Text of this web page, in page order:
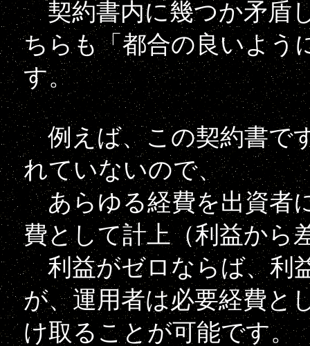
契約書内に幾つか矛盾
ちらも「都合の良いよう
す。
例えば、この契約書で
れていないので、
あらゆる経費を出資者
費として計上（利益から
利益がゼロならば、利
が、運用者は必要経費と
け取ることが可能です。